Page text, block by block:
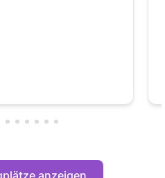
anzeigen